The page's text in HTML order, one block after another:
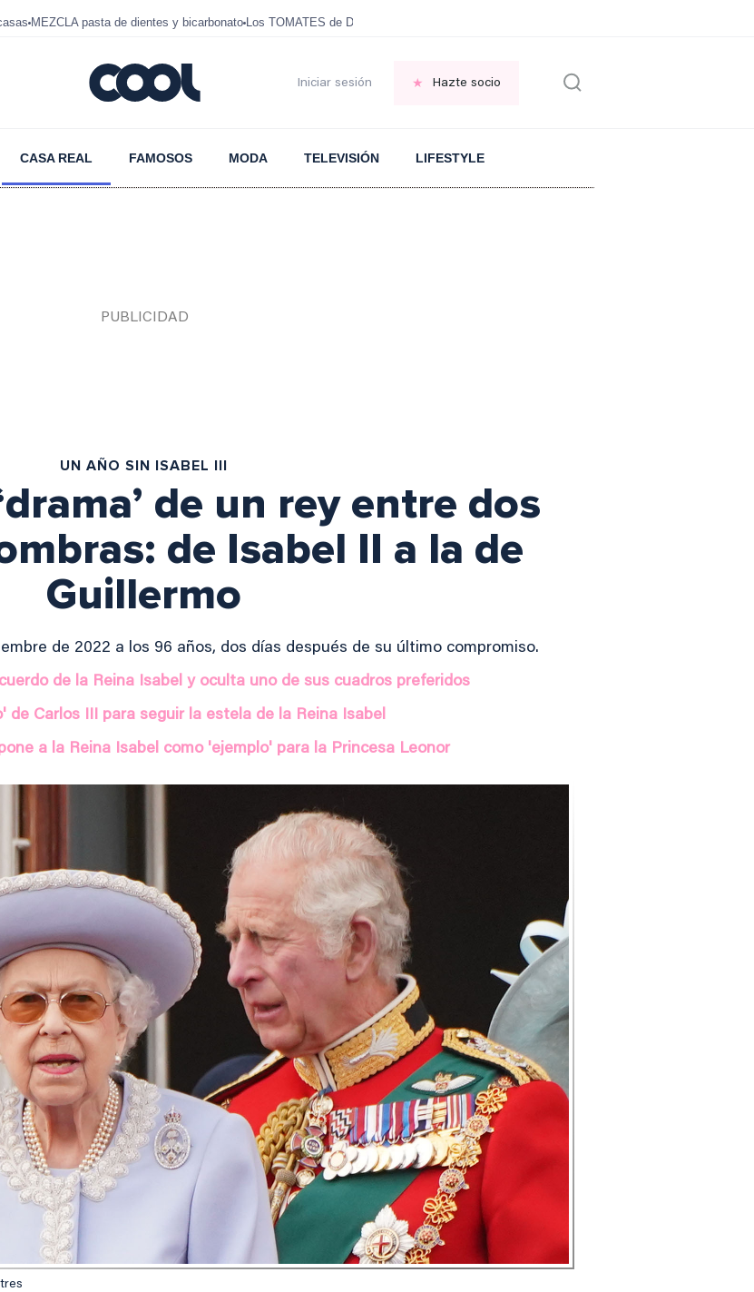
MEZCLA pasta de dientes y bicarbonato Los TOMATES de Dani García
Iniciar sesión Hazte socio
CASA REAL FAMOSOS MODA TELEVISIÓN LIFESTYLE
UN AÑO SIN ISABEL III
de un rey entre dos
de Isabel II a la de
Guillermo
de 2022 a los 96 años, dos días después de su último compromiso.
de la Reina Isabel y oculta uno de sus cuadros preferidos
de Carlos III para seguir la estela de la Reina Isabel
a la Reina Isabel como 'ejemplo' para la Princesa Leonor